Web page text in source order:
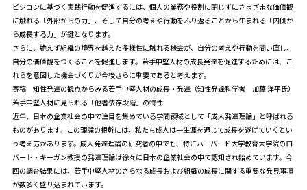
ビジョンに基づく実践行動を促進するには、個人の業務や役割に閉じずにさまざまな価値観
に触れる「外部からの力」、そして自分の考えや行動をふり返ることから生まれる「内側か
ら成長する力」が鍵となります。
さらに、絶えず組織の境界を越えた多様性に触れる機会が、自分の考えや行動を問い直し、
自分の価値観をつくることを促進します。若手中堅人材の成長発達を促進するためには、こ
れらを意図した機会づくりが今後さらに重要であると考えます。
寄稿 知性発達の観点からみる若手中堅人材の成長・発達（知性発達科学者 加藤 洋平氏）
若手中堅人材に見られる「他者依存段階」の特性
近年、日本の企業社会の中で注目を集めている学問領域として「成人発達理論」と呼ばれる
ものがあります。この理論の根幹には、私たち成人は一生涯を通じて成長を遂げていくとい
う考え方があります。成人発達理論の研究者の中でも、特にハーバード大学教育大学院のロ
バート・キーガン教授の発達理論は徐々に日本の企業社会の中で認知され始めています。今
回の調査結果には、若手中堅人材のさらなる成長および組織の成長に関する重要な発見事項
が数多く盛り込まれています。